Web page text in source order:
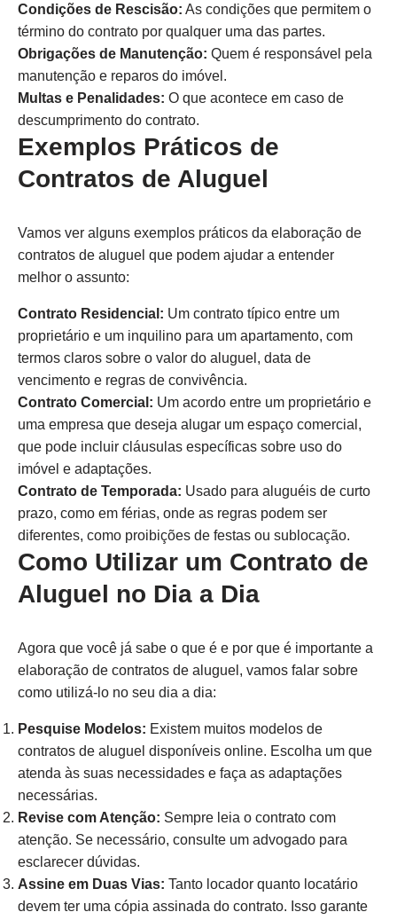
Condições de Rescisão: As condições que permitem o
término do contrato por qualquer uma das partes.
Obrigações de Manutenção: Quem é responsável pela
manutenção e reparos do imóvel.
Multas e Penalidades: O que acontece em caso de
descumprimento do contrato.
Exemplos Práticos de
Contratos de Aluguel
Vamos ver alguns exemplos práticos da elaboração de
contratos de aluguel que podem ajudar a entender
melhor o assunto:
Contrato Residencial: Um contrato típico entre um
proprietário e um inquilino para um apartamento, com
termos claros sobre o valor do aluguel, data de
vencimento e regras de convivência.
Contrato Comercial: Um acordo entre um proprietário e
uma empresa que deseja alugar um espaço comercial,
que pode incluir cláusulas específicas sobre uso do
imóvel e adaptações.
Contrato de Temporada: Usado para aluguéis de curto
prazo, como em férias, onde as regras podem ser
diferentes, como proibições de festas ou sublocação.
Como Utilizar um Contrato de
Aluguel no Dia a Dia
Agora que você já sabe o que é e por que é importante a
elaboração de contratos de aluguel, vamos falar sobre
como utilizá-lo no seu dia a dia:
Pesquise Modelos: Existem muitos modelos de
contratos de aluguel disponíveis online. Escolha um que
atenda às suas necessidades e faça as adaptações
necessárias.
Revise com Atenção: Sempre leia o contrato com
atenção. Se necessário, consulte um advogado para
esclarecer dúvidas.
Assine em Duas Vias: Tanto locador quanto locatário
devem ter uma cópia assinada do contrato. Isso garante